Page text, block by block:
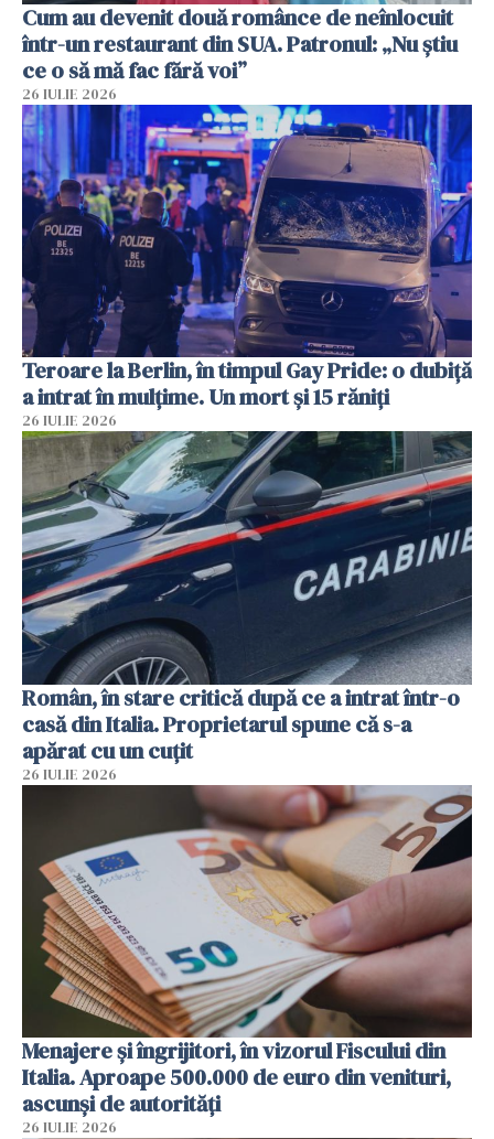
Cum au devenit două românce de neînlocuit
într-un restaurant din SUA. Patronul: „Nu știu
ce o să mă fac fără voi”
26 IULIE 2026
Teroare la Berlin, în timpul Gay Pride: o dubiță
a intrat în mulțime. Un mort și 15 răniți
26 IULIE 2026
Român, în stare critică după ce a intrat într-o
casă din Italia. Proprietarul spune că s-a
apărat cu un cuțit
26 IULIE 2026
Menajere și îngrijitori, în vizorul Fiscului din
Italia. Aproape 500.000 de euro din venituri,
ascunși de autorități
26 IULIE 2026